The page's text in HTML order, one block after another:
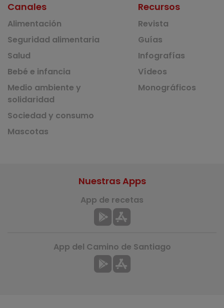
Canales
Alimentación
Seguridad alimentaria
Salud
Bebé e infancia
Medio ambiente y
solidaridad
Sociedad y consumo
Mascotas
Recursos
Revista
Guías
Infografías
Vídeos
Monográficos
Nuestras Apps
App de recetas
App del Camino de Santiago